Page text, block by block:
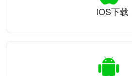
iOS下载